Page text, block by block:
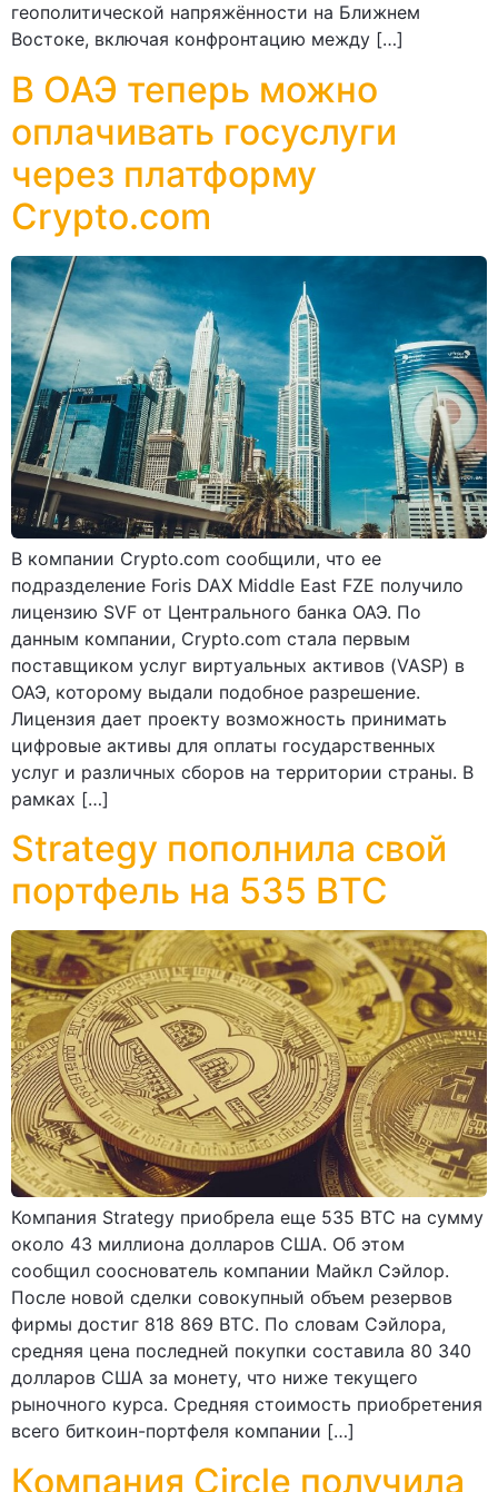
геополитической напряжённости на Ближнем
Востоке, включая конфронтацию между […]
В ОАЭ теперь можно
оплачивать госуслуги
через платформу
Crypto.com
В компании Crypto.com сообщили, что ее
подразделение Foris DAX Middle East FZE получило
лицензию SVF от Центрального банка ОАЭ. По
данным компании, Crypto.com стала первым
поставщиком услуг виртуальных активов (VASP) в
ОАЭ, которому выдали подобное разрешение.
Лицензия дает проекту возможность принимать
цифровые активы для оплаты государственных
услуг и различных сборов на территории страны. В
рамках […]
Strategy пополнила свой
портфель на 535 BTC
Компания Strategy приобрела еще 535 BTC на сумму
около 43 миллиона долларов США. Об этом
сообщил сооснователь компании Майкл Сэйлор.
После новой сделки совокупный объем резервов
фирмы достиг 818 869 BTC. По словам Сэйлора,
средняя цена последней покупки составила 80 340
долларов США за монету, что ниже текущего
рыночного курса. Средняя стоимость приобретения
всего биткоин-портфеля компании […]
Компания Circle получила